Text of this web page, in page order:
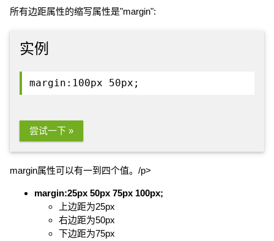
所有边距属性的缩写属性是"margin":
实例
margin:100px 50px;
尝试一下 »
margin属性可以有一到四个值。/p>
margin:25px 50px 75px 100px;
上边距为25px
右边距为50px
下边距为75px